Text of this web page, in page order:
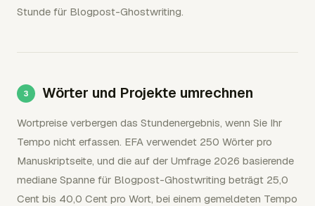
Stunde für Blogpost-Ghostwriting.
Wörter und Projekte umrechnen
Wortpreise verbergen das Stundenergebnis, wenn Sie Ihr
Tempo nicht erfassen. EFA verwendet 250 Wörter pro
Manuskriptseite, und die auf der Umfrage 2026 basierende
mediane Spanne für Blogpost-Ghostwriting beträgt 25,0
Cent bis 40,0 Cent pro Wort, bei einem gemeldeten Tempo